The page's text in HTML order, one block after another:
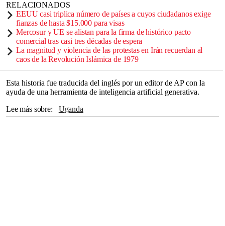
RELACIONADOS
EEUU casi triplica número de países a cuyos ciudadanos exige
fianzas de hasta $15.000 para visas
Mercosur y UE se alistan para la firma de histórico pacto
comercial tras casi tres décadas de espera
La magnitud y violencia de las protestas en Irán recuerdan al
caos de la Revolución Islámica de 1979
Esta historia fue traducida del inglés por un editor de AP con la
ayuda de una herramienta de inteligencia artificial generativa.
Lee más sobre
Uganda